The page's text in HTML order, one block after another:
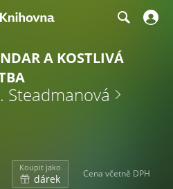
A KOSTLIVÁ
Steadmanová
Koupit jako
dárek Cena včetně DPH